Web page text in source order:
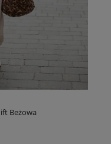
Beżowa